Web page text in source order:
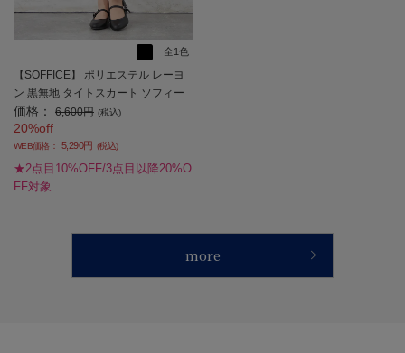
全1色
【SOFFICE】 ポリエステル レーヨ
ン 黒無地 タイトスカート ソフィー
チェ ウォッシャブル ストレッチ 通
年【レディース】
価格： 6,600円 (税込)
20%off
WEB価格： 5,290円 (税込)
★2点目10%OFF/3点目以降20%O
FF対象
more